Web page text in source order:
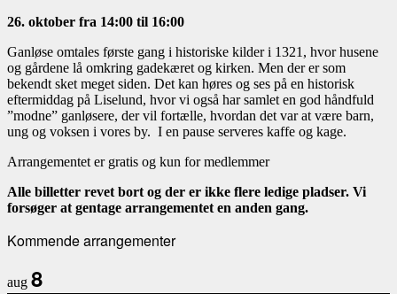
26. oktober fra 14:00 til 16:00
Ganløse omtales første gang i historiske kilder i 1321, hvor husene
og gårdene lå omkring gadekæret og kirken. Men der er som
bekendt sket meget siden. Det kan høres og ses på en historisk
eftermiddag på Liselund, hvor vi også har samlet en god håndfuld
”modne” ganløsere, der vil fortælle, hvordan det var at være barn,
ung og voksen i vores by. I en pause serveres kaffe og kage.
Arrangementet er gratis og kun for medlemmer
Alle billetter revet bort og der er ikke flere ledige pladser. Vi
forsøger at gentage arrangementet en anden gang.
Kommende arrangementer
aug 8